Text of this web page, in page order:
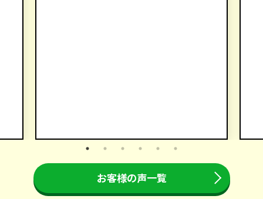
お客様の声一覧